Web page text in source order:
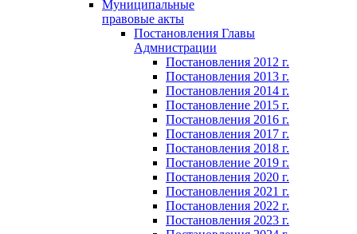
Муниципальные
правовые акты
Постановления Главы
Адмнистрации
Постановления 2012 г.
Постановления 2013 г.
Постановления 2014 г.
Постановление 2015 г.
Постановления 2016 г.
Постановления 2017 г.
Постановления 2018 г.
Постановление 2019 г.
Постановления 2020 г.
Постановления 2021 г.
Постановления 2022 г.
Постановления 2023 г.